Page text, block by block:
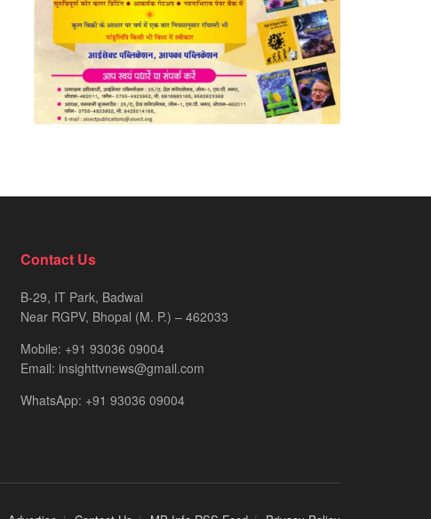
Contact Us
B-29, IT Park, Badwai
Near RGPV, Bhopal (M. P.) – 462033
Mobile: +91 93036 09004
Email: insighttvnews@gmail.com
WhatsApp: +91 93036 09004